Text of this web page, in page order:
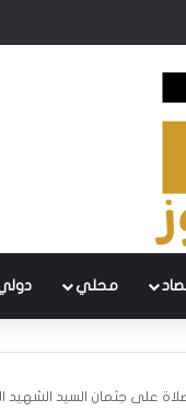
محلي
على جثمان السيد